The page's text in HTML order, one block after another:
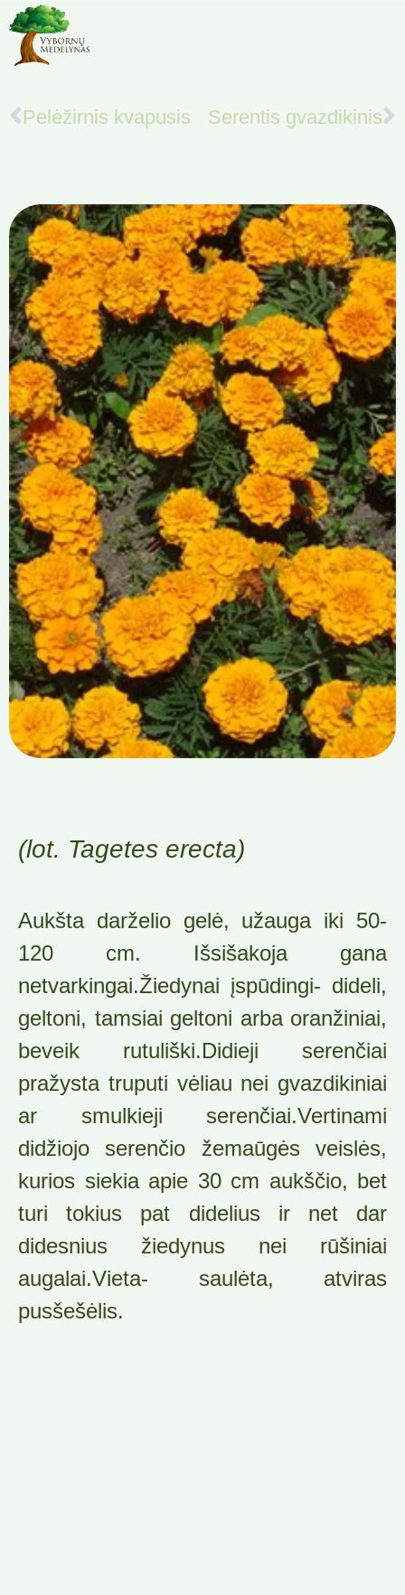
Pelėžirnis kvapusis Serentis gvazdikinis
(lot. Tagetes erecta)
Aukšta darželio gelė, užauga iki 50-
120 cm. Išsišakoja gana
netvarkingai.Žiedynai įspūdingi- dideli,
geltoni, tamsiai geltoni arba oranžiniai,
beveik rutuliški.Didieji serenčiai
pražysta truputi vėliau nei gvazdikiniai
ar smulkieji serenčiai.Vertinami
didžiojo serenčio žemaūgės veislės,
kurios siekia apie 30 cm aukščio, bet
turi tokius pat didelius ir net dar
didesnius žiedynus nei rūšiniai
augalai.Vieta- saulėta, atviras
pusšešėlis.